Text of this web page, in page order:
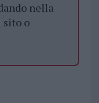
nella
sito o